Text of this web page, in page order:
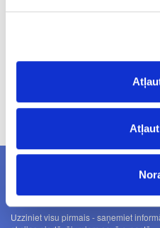
brīdinājuma.
JAUNUMI E-PASTĀ
Uzziniet visu pirmais - saņemiet